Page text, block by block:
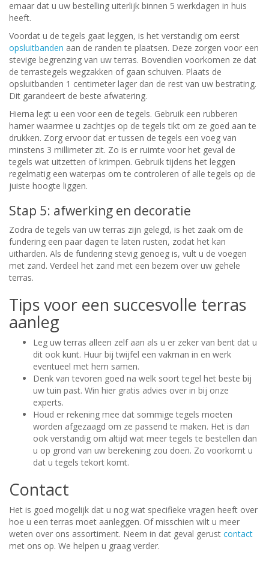
ernaar dat u uw bestelling uiterlijk binnen 5 werkdagen in huis
heeft.
Voordat u de tegels gaat leggen, is het verstandig om eerst
opsluitbanden aan de randen te plaatsen. Deze zorgen voor een
stevige begrenzing van uw terras. Bovendien voorkomen ze dat
de terrastegels wegzakken of gaan schuiven. Plaats de
opsluitbanden 1 centimeter lager dan de rest van uw bestrating.
Dit garandeert de beste afwatering.
Hierna legt u een voor een de tegels. Gebruik een rubberen
hamer waarmee u zachtjes op de tegels tikt om ze goed aan te
drukken. Zorg ervoor dat er tussen de tegels een voeg van
minstens 3 millimeter zit. Zo is er ruimte voor het geval de
tegels wat uitzetten of krimpen. Gebruik tijdens het leggen
regelmatig een waterpas om te controleren of alle tegels op de
juiste hoogte liggen.
Stap 5: afwerking en decoratie
Zodra de tegels van uw terras zijn gelegd, is het zaak om de
fundering een paar dagen te laten rusten, zodat het kan
uitharden. Als de fundering stevig genoeg is, vult u de voegen
met zand. Verdeel het zand met een bezem over uw gehele
terras.
Tips voor een succesvolle terras
aanleg
Leg uw terras alleen zelf aan als u er zeker van bent dat u
dit ook kunt. Huur bij twijfel een vakman in en werk
eventueel met hem samen.
Denk van tevoren goed na welk soort tegel het beste bij
uw tuin past. Win hier gratis advies over in bij onze
experts.
Houd er rekening mee dat sommige tegels moeten
worden afgezaagd om ze passend te maken. Het is dan
ook verstandig om altijd wat meer tegels te bestellen dan
u op grond van uw berekening zou doen. Zo voorkomt u
dat u tegels tekort komt.
Contact
Het is goed mogelijk dat u nog wat specifieke vragen heeft over
hoe u een terras moet aanleggen. Of misschien wilt u meer
weten over ons assortiment. Neem in dat geval gerust contact
met ons op. We helpen u graag verder.